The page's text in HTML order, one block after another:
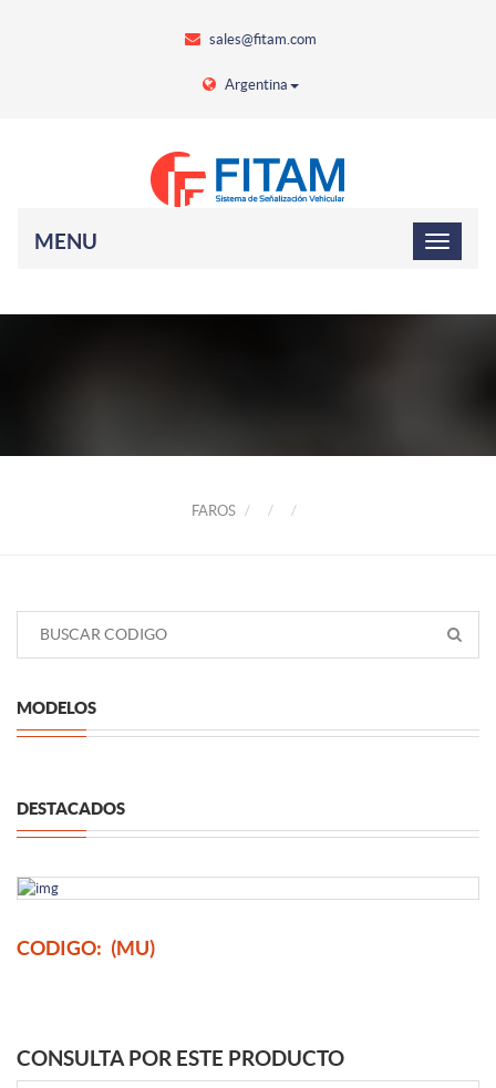
sales@fitam.com
Argentina
MENU
FAROS
MODELOS
DESTACADOS
CODIGO: (MU)
CONSULTA POR ESTE PRODUCTO